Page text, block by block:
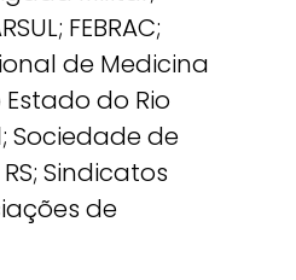
FEBRAC;
de Medicina
do Rio
Sociedade de
Sindicatos
de